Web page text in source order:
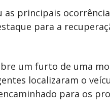
as principais
para a
um furto de uma
localizaram o
para os